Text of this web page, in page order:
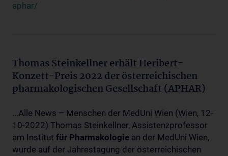
aphar/
Thomas Steinkellner erhält Heribert-
Konzett-Preis 2022 der österreichischen
pharmakologischen Gesellschaft (APHAR)
...Alle News – Menschen der MedUni Wien (Wien, 12-
10-2022) Thomas Steinkellner, Assistenzprofessor
am Institut für Pharmakologie an der MedUni Wien,
wurde auf der Jahrestagung der österreichischen